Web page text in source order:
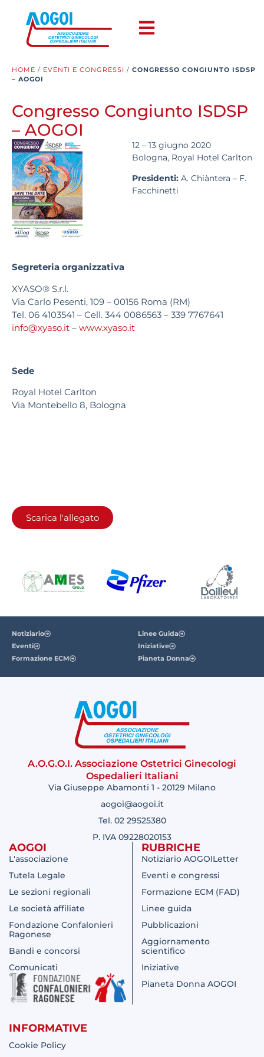
HOME / EVENTI E CONGRESSI / CONGRESSO CONGIUNTO ISDSP
– AOGOI
Congresso Congiunto ISDSP
– AOGOI
12 – 13 giugno 2020
Bologna, Royal Hotel Carlton
Presidenti: A. Chiàntera – F.
Facchinetti
Segreteria organizzativa
XYASO® S.r.l.
Via Carlo Pesenti, 109 – 00156 Roma (RM)
Tel. 06 4103541 – Cell. 344 0086563 – 339 7767641
info@xyaso.it – www.xyaso.it
Sede
Royal Hotel Carlton
Via Montebello 8, Bologna
Scarica l'allegato
Notiziario
Eventi
Formazione ECM
Linee Guida
Iniziative
Pianeta Donna
A.O.G.O.I. Associazione Ostetrici Ginecologi
Ospedalieri Italiani
Via Giuseppe Abamonti 1 - 20129 Milano
aogoi@aogoi.it
Tel. 02 29525380
P. IVA 09228020153
AOGOI
L'associazione
Tutela Legale
Le sezioni regionali
Le società affiliate
Fondazione Confalonieri
Ragonese
Bandi e concorsi
Comunicati
RUBRICHE
Notiziario AOGOILetter
Eventi e congressi
Formazione ECM (FAD)
Linee guida
Pubblicazioni
Aggiornamento
scientifico
Iniziative
Pianeta Donna AOGOI
INFORMATIVE
Cookie Policy